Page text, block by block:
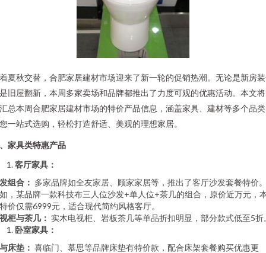
夏秋交替，合肥家居建材市场迎来了新一轮的促销热潮。无论是新房
旧屋翻新，本周多家卖场和品牌都推出了力度可观的优惠活动。本文
总本周合肥家居建材市场的特价产品信息，涵盖家具、建材等多个品
一站式选购，轻松打造舒适、美观的理想家居。
家具类特惠产品
客厅家具：
组合： 多家品牌如全友家居、顾家家居等，推出了客厅沙发套餐特价
，某品牌一款科技布三人位沙发+单人位+茶几的组合，原价近万元，
价仅需6999元，适合现代简约风格客厅。
柜与茶几： 实木电视柜、岩板茶几等单品折扣明显，部分款式低至5折
卧室家具：
床垫： 喜临门、慕思等品牌床垫有特价款，配合床架套餐购买优惠更